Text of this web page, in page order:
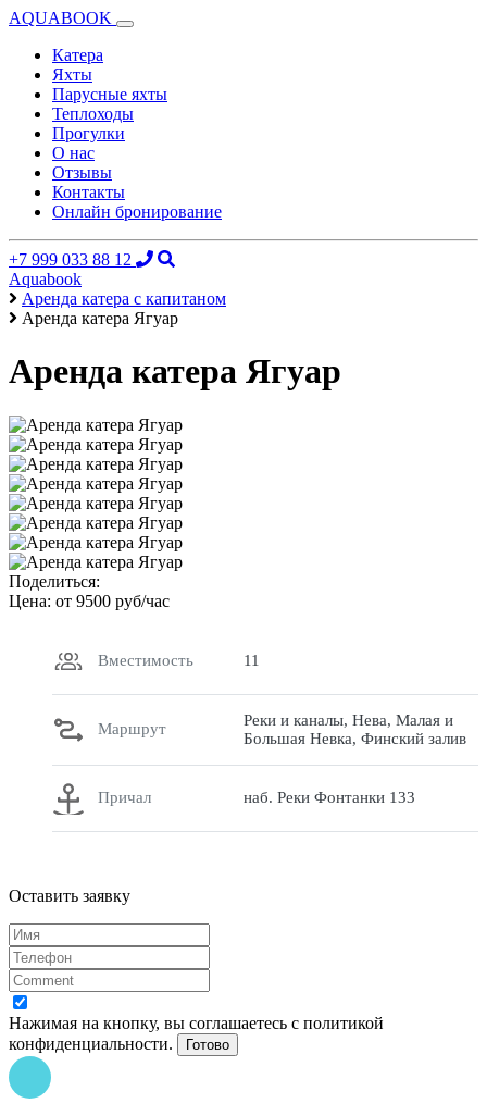
AQUABOOK
Катера
Яхты
Парусные яхты
Теплоходы
Прогулки
О нас
Отзывы
Контакты
Онлайн бронирование
+7 999 033 88 12
Aquabook
Аренда катера с капитаном
Аренда катера Ягуар
Аренда катера Ягуар
Поделиться:
Цена: от 9500 руб/час
Вместимость 11
Маршрут
Реки и каналы, Нева, Малая и
Большая Невка, Финский залив
Причал наб. Реки Фонтанки 133
Оставить заявку
Нажимая на кнопку, вы соглашаетесь с политикой
конфиденциальности.
Готово